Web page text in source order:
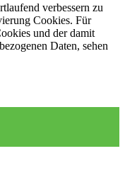
verbessern zu
Cookies. Für
und der damit
Daten, sehen